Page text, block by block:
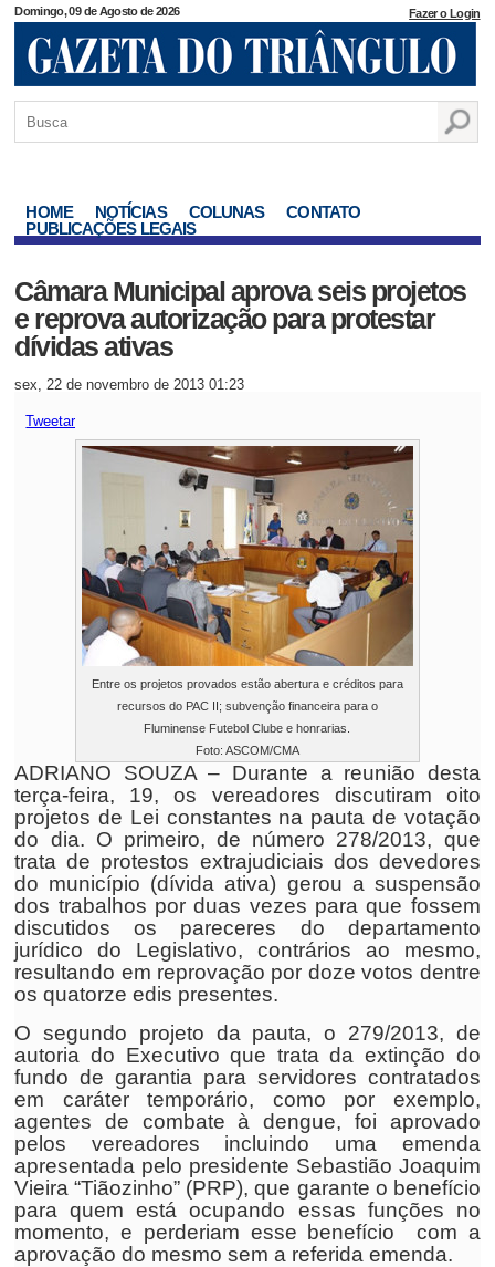
Domingo, 09 de Agosto de 2026 Fazer o Login
HOME NOTÍCIAS COLUNAS
CONTATO
PUBLICAÇÕES LEGAIS
Câmara Municipal aprova seis projetos
e reprova autorização para protestar
dívidas ativas
sex, 22 de novembro de 2013 01:23
Tweetar
Entre os projetos provados estão abertura e créditos para
recursos do PAC II; subvenção financeira para o
Fluminense Futebol Clube e honrarias.
Foto: ASCOM/CMA
ADRIANO SOUZA – Durante a reunião desta
terça-feira, 19, os vereadores discutiram oito
projetos de Lei constantes na pauta de votação
do dia. O primeiro, de número 278/2013, que
trata de protestos extrajudiciais dos devedores
do município (dívida ativa) gerou a suspensão
dos trabalhos por duas vezes para que fossem
discutidos os pareceres do departamento
jurídico do Legislativo, contrários ao mesmo,
resultando em reprovação por doze votos dentre
os quatorze edis presentes.
O segundo projeto da pauta, o 279/2013, de
autoria do Executivo que trata da extinção do
fundo de garantia para servidores contratados
em caráter temporário, como por exemplo,
agentes de combate à dengue, foi aprovado
pelos vereadores incluindo uma emenda
apresentada pelo presidente Sebastião Joaquim
Vieira “Tiãozinho” (PRP), que garante o benefício
para quem está ocupando essas funções no
momento, e perderiam esse benefício com a
aprovação do mesmo sem a referida emenda.